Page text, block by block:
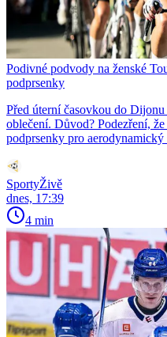
Podivné podvody na ženské
podprsenky
Před úterní časovkou do
oblečení. Důvod? Podezření,
podprsenky pro aerodynamický
SportyŽivě
dnes, 17:39
4 min